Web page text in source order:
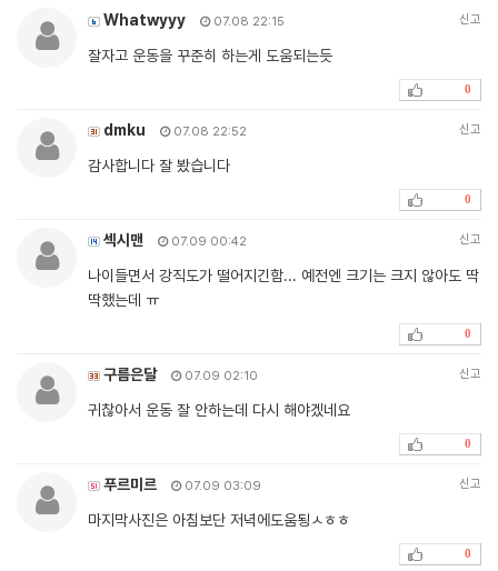
Whatwyyy 07.08 22:15 신고
잘자고 운동을 꾸준히 하는게 도움되는듯
0
dmku 07.08 22:52 신고
감사합니다 잘 봤습니다
0
섹시맨 07.09 00:42 신고
나이들면서 강직도가 떨어지긴함... 예전엔 크기는 크지 않아도 딱
딱했는데 ㅠ
0
구름은달 07.09 02:10 신고
귀찮아서 운동 잘 안하는데 다시 해야겠네요
0
푸르미르 07.09 03:09 신고
마지막사진은 아침보단 저녁에도움됭ㅅㅎㅎ
0